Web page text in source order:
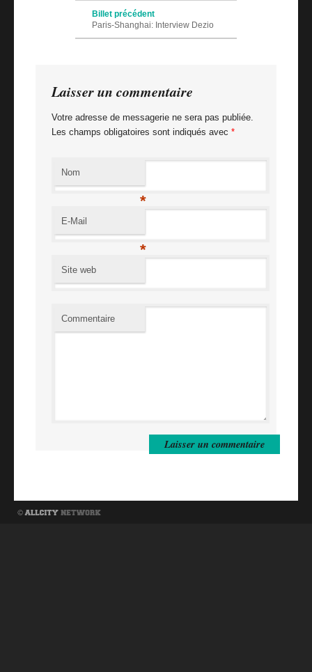
Navigation des articles
Billet précédent
Paris-Shanghai: Interview Dezio
Laisser un commentaire
Votre adresse de messagerie ne sera pas publiée.
Les champs obligatoires sont indiqués avec *
Nom
*
E-Mail
*
Site web
Commentaire